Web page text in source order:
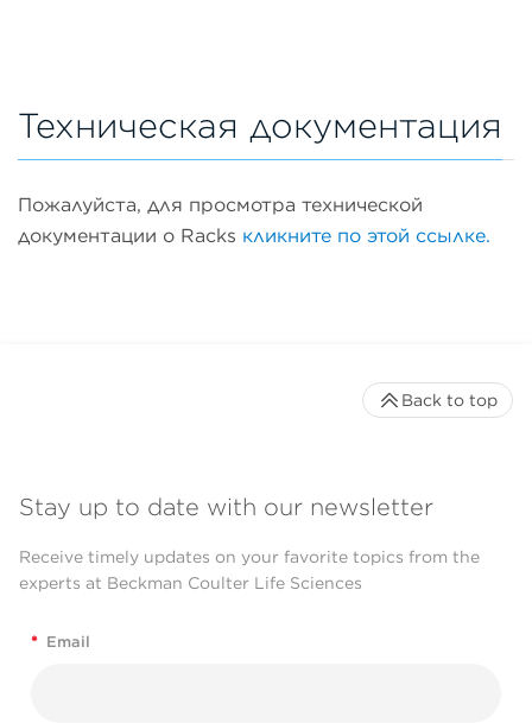
Техническая документация
Пожалуйста, для просмотра технической
документации о Racks кликните по этой ссылке.
Stay up to date with our newsletter
Receive timely updates on your favorite topics from the
experts at Beckman Coulter Life Sciences
* Email
Back to top